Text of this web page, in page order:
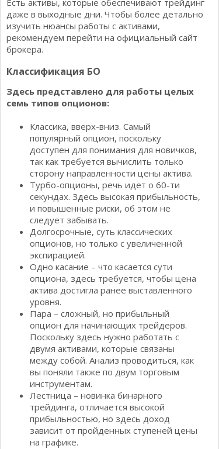
Есть активы, которые обеспечивают трейдинг
даже в выходные дни. Чтобы более детально
изучить нюансы работы с активами,
рекомендуем перейти на официальный сайт
брокера.
Классификация БО
Здесь представлено для работы целых
семь типов опционов:
Классика, вверх-вниз. Самый
популярный опцион, поскольку
доступен для понимания для новичков,
так как требуется вычислить только
сторону направленности цены актива.
Турбо-опционы, речь идет о 60-ти
секундах. Здесь высокая прибыльность,
и повышенные риски, об этом не
следует забывать.
Долгосрочные, суть классических
опционов, но только с увеличенной
экспирацией.
Одно касание – что касается сути
опциона, здесь требуется, чтобы цена
актива достигла ранее выставленного
уровня.
Пара – сложный, но прибыльный
опцион для начинающих трейдеров.
Поскольку здесь нужно работать с
двумя активами, которые связаны
между собой. Анализ проводиться, как
вы поняли также по двум торговым
инструментам.
Лестница – новинка бинарного
трейдинга, отличается высокой
прибыльностью, но здесь доход
зависит от пройденных ступеней цены
на графике.